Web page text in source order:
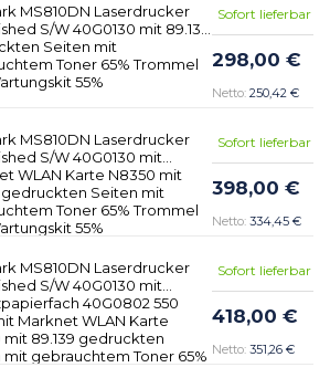
MS810DN Laserdrucker
S/W 40G0130 mit 89.139
Seiten mit
Toner 65% Trommel
55%
Sofort lieferbar
298,00 €
250,42 €
MS810DN Laserdrucker
S/W 40G0130 mit
WLAN Karte N8350 mit
gedruckten Seiten mit
Toner 65% Trommel
55%
Sofort lieferbar
398,00 €
334,45 €
MS810DN Laserdrucker
S/W 40G0130 mit
40G0802 550
Marknet WLAN Karte
mit 89.139 gedruckten
mit gebrauchtem Toner 65%
Sofort lieferbar
418,00 €
351,26 €